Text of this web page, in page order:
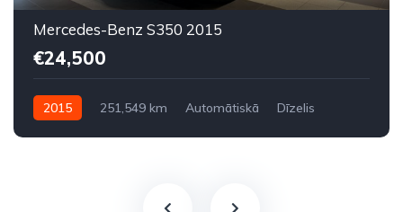
Mercedes-Benz S350 2015
€24,500
2015 251,549 km Automātiskā
Dīzelis